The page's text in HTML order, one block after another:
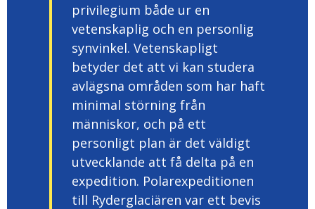
privilegium både ur en
vetenskaplig och en personlig
synvinkel. Vetenskapligt
betyder det att vi kan studera
avlägsna områden som har haft
minimal störning från
människor, och på ett
personligt plan är det väldigt
utvecklande att få delta på en
expedition. Polarexpeditionen
till Ryderglaciären var ett bevis